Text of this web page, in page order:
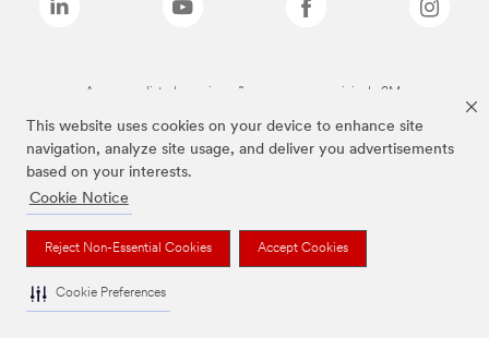
This website uses cookies on your device to enhance site
navigation, analyze site usage, and deliver you advertisements
based on your interests.
Cookie Notice
Reject Non-Essential Cookies Accept Cookies
Cookie Preferences
As marcas listadas a cima são marcas comerciais da 3M.